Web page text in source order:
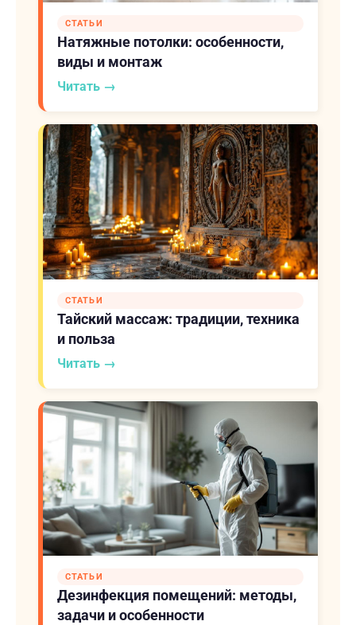
СТАТЬИ
Натяжные потолки: особенности,
виды и монтаж
Читать →
СТАТЬИ
Тайский массаж: традиции, техника
и польза
Читать →
СТАТЬИ
Дезинфекция помещений: методы,
задачи и особенности